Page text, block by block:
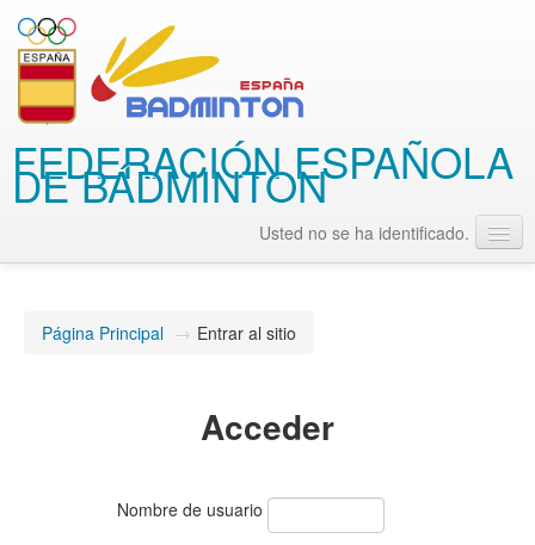
FEDERACIÓN ESPAÑOLA
DE BÁDMINTON
Usted no se ha identificado.
Página Principal → Entrar al sitio
Acceder
Nombre de usuario